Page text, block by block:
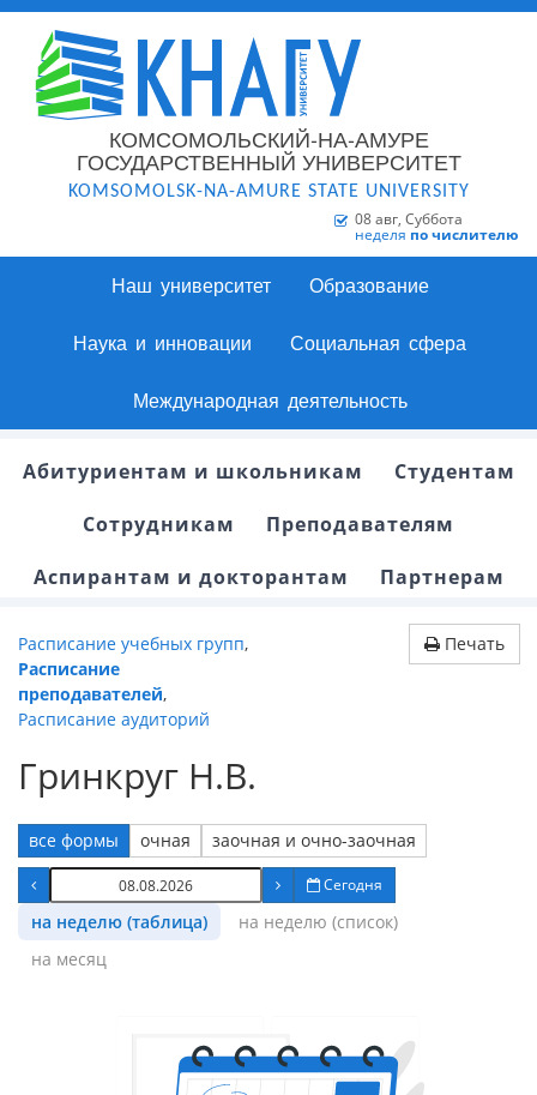
КОМСОМОЛЬСКИЙ-НА-АМУРЕ
ГОСУДАРСТВЕННЫЙ УНИВЕРСИТЕТ
KOMSOMOLSK-NA-AMURE STATE UNIVERSITY
08 авг, Суббота
неделя по числителю
Наш университет Образование
Наука и инновации Социальная сфера
Международная деятельность
Абитуриентам и школьникам
Студентам
Сотрудникам
Преподавателям
Аспирантам и докторантам
Партнерам
Расписание учебных групп,
Расписание
преподавателей,
Расписание аудиторий
Печать
Гринкруг Н.В.
все формы очная заочная и очно-заочная
Сегодня
на неделю (таблица)
на неделю (список)
на месяц